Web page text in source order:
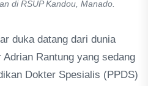
di RSUP Kandou, Manado.
duka datang dari dunia
Rantung yang sedang
Dokter Spesialis (PPDS)